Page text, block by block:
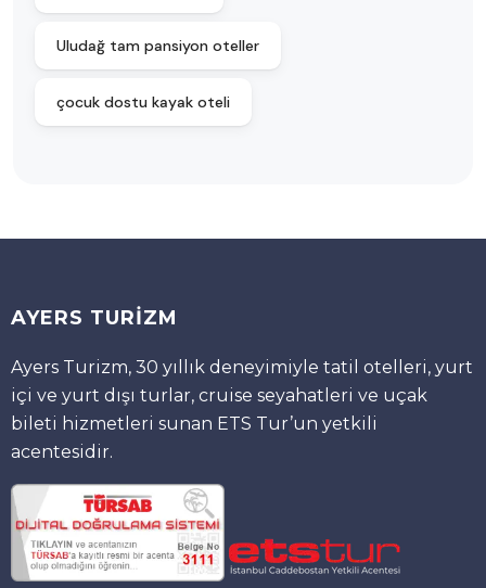
Uludağ tam pansiyon oteller
çocuk dostu kayak oteli
AYERS TURİZM
Ayers Turizm, 30 yıllık deneyimiyle tatil otelleri, yurt
içi ve yurt dışı turlar, cruise seyahatleri ve uçak
bileti hizmetleri sunan ETS Tur’un yetkili
acentesidir.